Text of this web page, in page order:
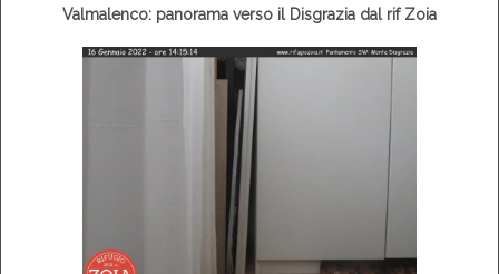
Valmalenco: panorama verso il Disgrazia dal rif Zoia